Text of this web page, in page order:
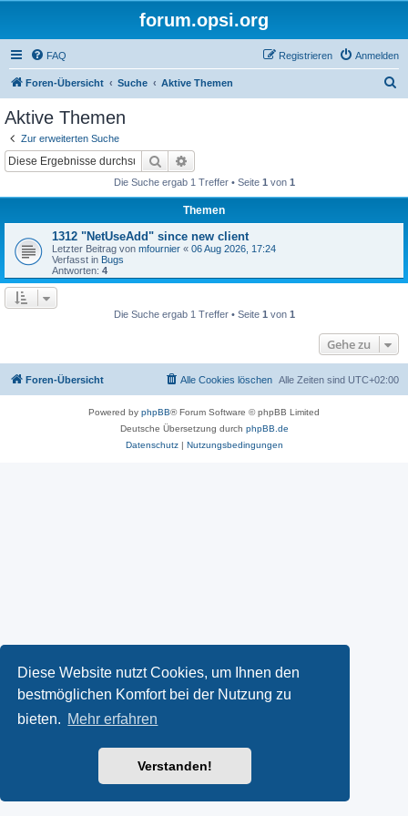
Diese Website nutzt Cookies, um Ihnen den
bestmöglichen Komfort bei der Nutzung zu
bieten. Mehr erfahren
Verstanden!
forum.opsi.org
FAQ Anmelden
Registrieren
Foren-Übersicht Suche Aktive Themen
Aktive Themen
Zur erweiterten Suche
Suche
Die Suche ergab 1 Treffer • Seite 1 von 1
Themen
1312 "NetUseAdd" since new client
Letzter Beitrag von mfournier « 06 Aug 2026, 17:24
Verfasst in Bugs
Antworten: 4
Die Suche ergab 1 Treffer • Seite 1 von 1
Gehe zu
Foren-Übersicht Alle Zeiten sind UTC+02:00
Alle Cookies löschen
Powered by phpBB® Forum Software © phpBB Limited
Deutsche Übersetzung durch phpBB.de
Datenschutz| Nutzungsbedingungen